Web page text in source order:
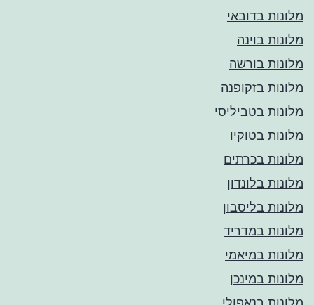
מלונות בדובאי
מלונות בוינה
מלונות בורשה
מלונות בזקופנה
מלונות בטביליסי
מלונות בטוקיו
מלונות בכרתים
מלונות בלונדון
מלונות בליסבון
מלונות במדריד
מלונות במיאמי
מלונות במינכן